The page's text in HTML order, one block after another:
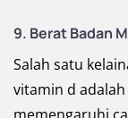
9. Berat Badan
Salah satu
vitamin d